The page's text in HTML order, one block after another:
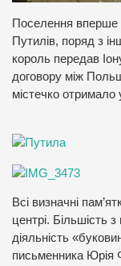
Поселення вперше
Путилів, поряд з
король передав
договору між
містечко отримало
Всі визначні
центрі. Більшість
діяльність
письменника Юрія